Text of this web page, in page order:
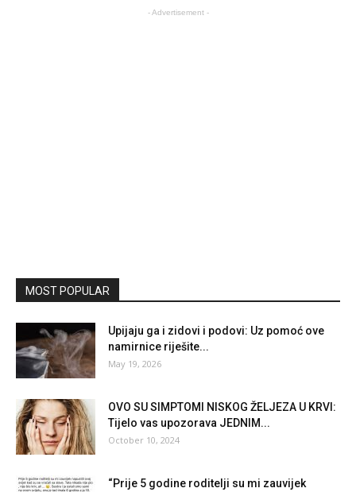
- Advertisement -
MOST POPULAR
Upijaju ga i zidovi i podovi: Uz pomoć ove
namirnice riješite...
May 19, 2026
OVO SU SIMPTOMI NISKOG ŽELJEZA U KRVI:
Tijelo vas upozorava JEDNIM...
October 10, 2024
“Prije 5 godine roditelji su mi zauvijek